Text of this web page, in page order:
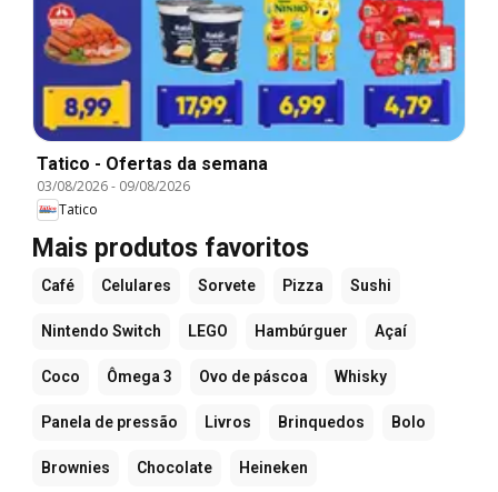
Tatico - Ofertas da semana
03/08/2026- 09/08/2026
Tatico
Mais produtos favoritos
Café Celulares Sorvete Pizza Sushi
Nintendo Switch LEGO Hambúrguer Açaí
Coco Ômega 3 Ovo de páscoa Whisky
Panela de pressão Livros Brinquedos Bolo
Brownies Chocolate Heineken